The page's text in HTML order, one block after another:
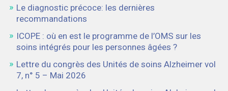
Le diagnostic précoce: les dernières
recommandations
ICOPE : où en est le programme de l’OMS sur les
soins intégrés pour les personnes âgées ?
Lettre du congrès des Unités de soins Alzheimer vol
7, n° 5 – Mai 2026